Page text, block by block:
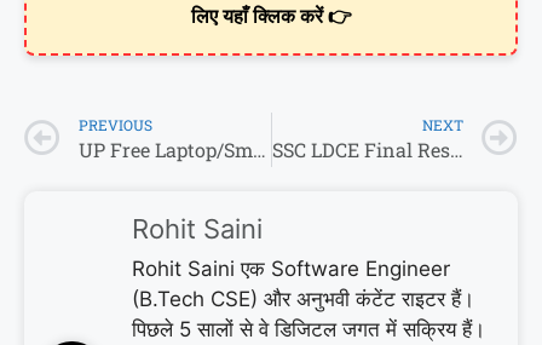
लिए यहाँ क्लिक करें 👉
PREVIOUS
UP Free Laptop/Smartphone Yojana 2026: 40 लाख छात्रों को मिलेगा फ्री टैबलेट-स्मार्टफोन! 📱 लिस्ट जारी
NEXT
SSC LDCE Final Result 2026: 11 वैकेंसी, 0 सेलेक्शन! देखें MEA का चौंकाने वाला रिजल्ट
Rohit Saini
Rohit Saini एक Software Engineer
(B.Tech CSE) और अनुभवी कंटेंट राइटर हैं।
पिछले 5 सालों से वे डिजिटल जगत में सक्रिय हैं।